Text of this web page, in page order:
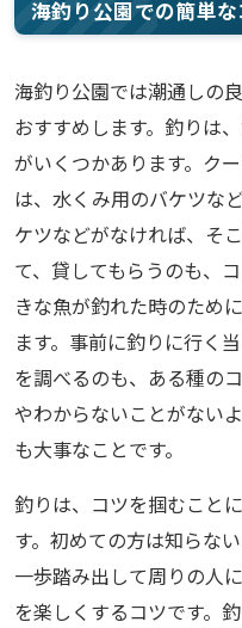
海釣り公園での簡単
海釣り公園では潮通しの
おすすめします。釣りは
がいくつかあります。ク
は、水くみ用のバケツな
ケツなどがなければ、そ
て、貸してもらうのも、
きな魚が釣れた時のため
ます。事前に釣りに行く
を調べるのも、ある種の
やわからないことがない
も大事なことです。
釣りは、コツを掴むこと
す。初めての方は知らな
一歩踏み出して周りの人
を楽しくするコツです。